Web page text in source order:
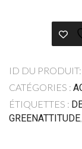
ID DU PRODUIT:
CATÉGORIES :
ÉTIQUETTES :
GREENATTITUDE,